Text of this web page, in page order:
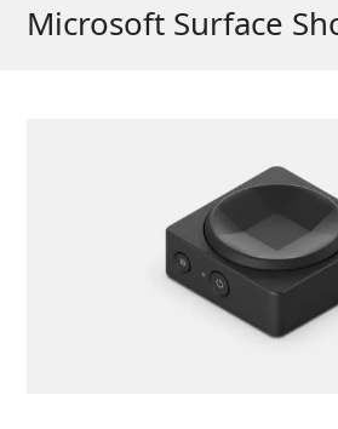
Microsoft Surface